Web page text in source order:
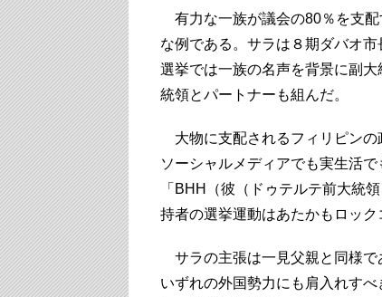
有力な一族が議会の80％を支配
な例である。サラは８期ダバオ
選挙では一族の名声を背景に副
統領とパートナーも組んだ。
大物に支配されるフィリピンの
ソーシャルメディアでも実生活
「BHH（彼（ドゥテルテ前大統
持者の選挙運動はあたかもロック
サラの主張は一見父親と同様で
いずれの外国勢力にも肩入れす